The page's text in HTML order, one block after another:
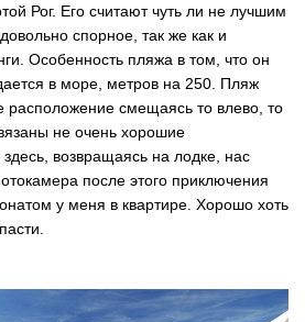
Рог. Его считают чуть ли не лучшим
спорное, так же как и
Особенность пляжа в том, что он
в море, метров на 250. Пляж
расположение смещаясь то влево, то
не очень хорошие
возвращаясь на лодке, нас
после этого приключения
у меня в квартире. Хорошо хоть